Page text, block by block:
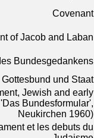
Covenant
of Jacob and Laban
Bundesgedankens
Gottesbund und Staat
Jewish and early
Bundesformular',
Neukirchen 1960)
et les debuts du